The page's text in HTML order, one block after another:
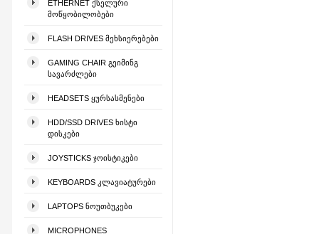
ETHERNET ᲥᲡᲔᲚᲣᲠᲘ
ᲛᲝᲬᲧᲝᲑᲘᲚᲝᲑᲔᲑᲘ
FLASH DRIVES ᲛᲔᲮᲡᲘᲔᲠᲔᲑᲔᲑᲘ
GAMING CHAIR ᲒᲔᲘᲛᲘᲜᲒ
ᲡᲐᲕᲐᲠᲫᲚᲔᲑᲘ
HEADSETS ᲧᲣᲠᲡᲐᲡᲛᲔᲜᲔᲑᲘ
HDD/SSD DRIVES ᲮᲘᲡᲢᲘ
ᲓᲘᲡᲙᲔᲑᲘ
JOYSTICKS ᲯᲝᲘᲡᲢᲘᲙᲔᲑᲘ
KEYBOARDS ᲙᲚᲐᲕᲘᲐᲢᲣᲠᲔᲑᲘ
LAPTOPS ᲜᲝᲣᲗᲑᲣᲙᲔᲑᲘ
MICROPHONES